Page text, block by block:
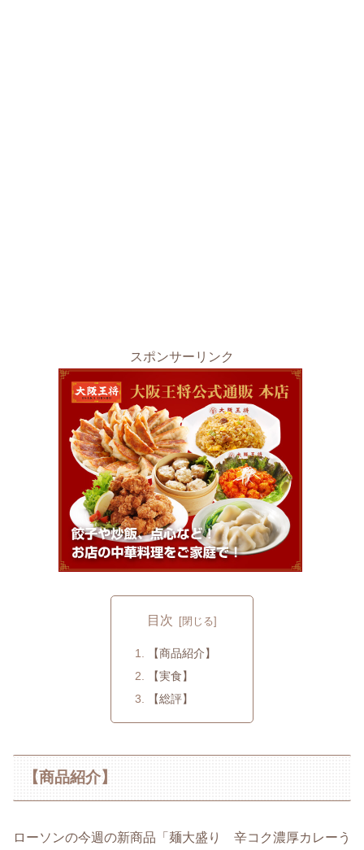
スポンサーリンク
目次
【商品紹介】
【実食】
【総評】
【商品紹介】
ローソンの今週の新商品「麺大盛り 辛コク濃厚カレーう